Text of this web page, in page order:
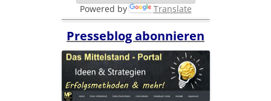
Powered by Translate
Presseblog abonnieren